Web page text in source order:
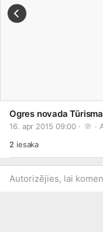
Ogres novada
16. apr 2015 09:00 · ·
2 iesaka
Autorizējies, lai